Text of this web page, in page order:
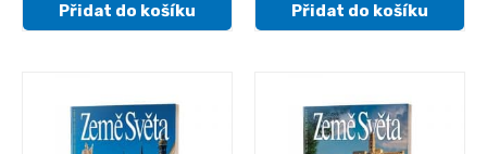
Přidat do košíku Přidat do košíku